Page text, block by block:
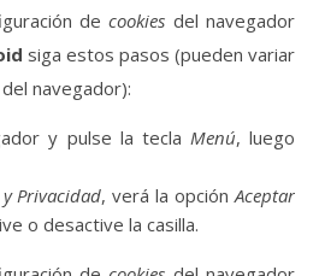
decookies del navegador
siga estos pasos (pueden variar
navegador):
y pulse la tecla Menú, luego
Privacidad, verá la opciónAceptar
o desactive la casilla.